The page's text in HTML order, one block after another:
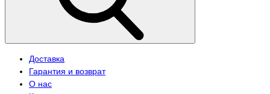
Доставка
Гарантия и возврат
О нас